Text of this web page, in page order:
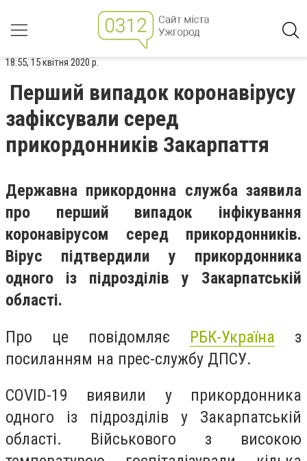
18:55, 15 квітня 2020 р.
Перший випадок коронавірусу
зафіксували серед
прикордонників Закарпаття
Державна прикордонна служба заявила
про перший випадок інфікування
коронавірусом серед прикордонників.
Вірус підтвердили у прикордонника
одного із підрозділів у Закарпатській
області.
Про це повідомляє РБК-Україна з
посиланням на прес-службу ДПСУ.
COVID-19 виявили у прикордонника
одного із підрозділів у Закарпатській
області. Військового з високою